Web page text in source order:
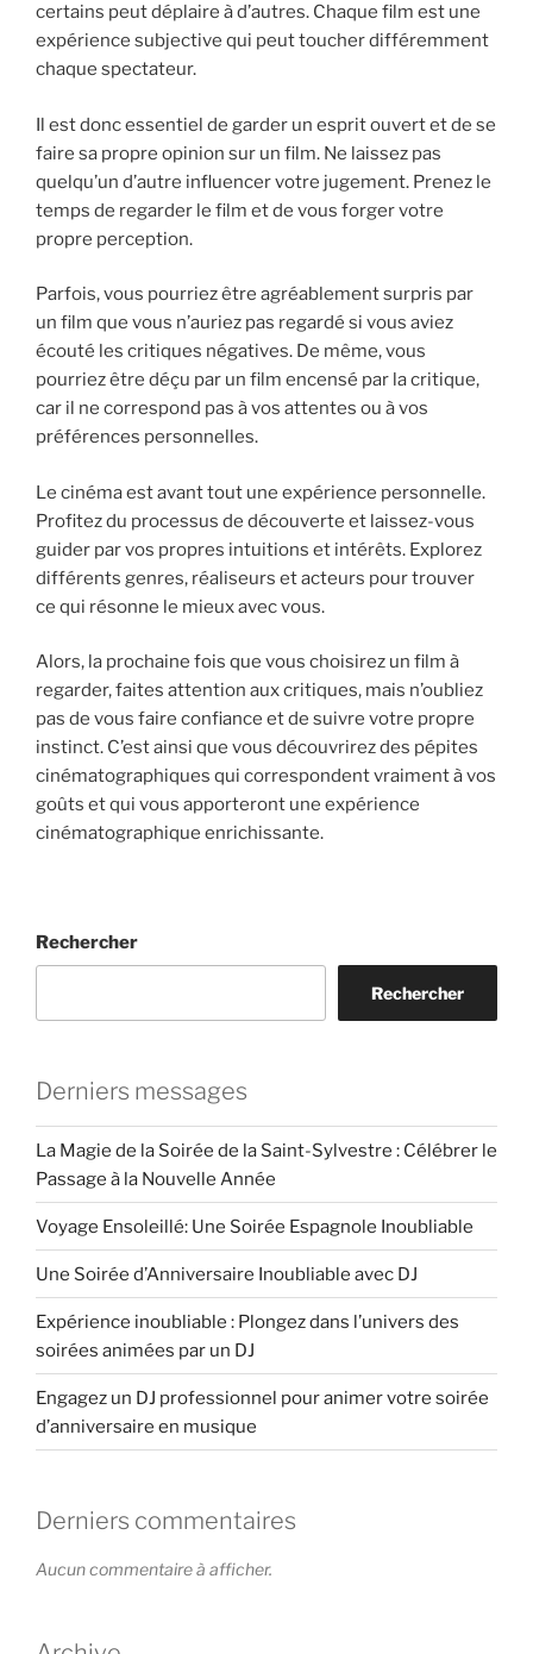
certains peut déplaire à d’autres. Chaque film est une
expérience subjective qui peut toucher différemment
chaque spectateur.
Il est donc essentiel de garder un esprit ouvert et de se
faire sa propre opinion sur un film. Ne laissez pas
quelqu’un d’autre influencer votre jugement. Prenez le
temps de regarder le film et de vous forger votre
propre perception.
Parfois, vous pourriez être agréablement surpris par
un film que vous n’auriez pas regardé si vous aviez
écouté les critiques négatives. De même, vous
pourriez être déçu par un film encensé par la critique,
car il ne correspond pas à vos attentes ou à vos
préférences personnelles.
Le cinéma est avant tout une expérience personnelle.
Profitez du processus de découverte et laissez-vous
guider par vos propres intuitions et intérêts. Explorez
différents genres, réaliseurs et acteurs pour trouver
ce qui résonne le mieux avec vous.
Alors, la prochaine fois que vous choisirez un film à
regarder, faites attention aux critiques, mais n’oubliez
pas de vous faire confiance et de suivre votre propre
instinct. C’est ainsi que vous découvrirez des pépites
cinématographiques qui correspondent vraiment à vos
goûts et qui vous apporteront une expérience
cinématographique enrichissante.
Rechercher
Rechercher
Derniers messages
La Magie de la Soirée de la Saint-Sylvestre : Célébrer le
Passage à la Nouvelle Année
Voyage Ensoleillé: Une Soirée Espagnole Inoubliable
Une Soirée d’Anniversaire Inoubliable avec DJ
Expérience inoubliable : Plongez dans l’univers des
soirées animées par un DJ
Engagez un DJ professionnel pour animer votre soirée
d’anniversaire en musique
Derniers commentaires
Aucun commentaire à afficher.